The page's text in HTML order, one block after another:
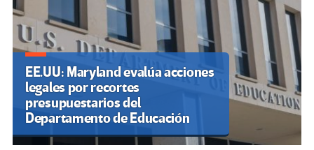
EE.UU: Maryland evalúa acciones
legales por recortes
presupuestarios del
Departamento de Educación